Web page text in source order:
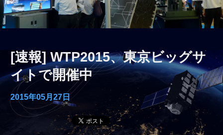
[速報] WTP2015、東京ビッグサ
イトで開催中
2015年05月27日